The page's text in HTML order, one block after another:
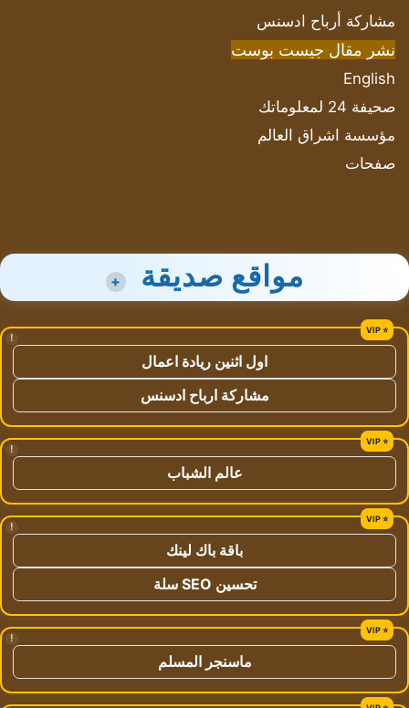
مشاركة أرباح ادسنس
نشر مقال جيست بوست
English
صحيفة 24 لمعلوماتك
مؤسسة اشراق العالم
صفحات
مواقع صديقة +
!
اول اثنين ريادة اعمال
مشاركة ارباح ادسنس
!
عالم الشباب
!
باقة باك لينك
تحسين SEO سلة
!
ماسنجر المسلم